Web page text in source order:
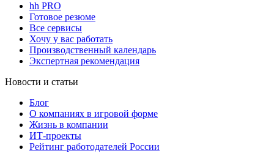
hh PRO
Готовое резюме
Все сервисы
Хочу у вас работать
Производственный календарь
Экспертная рекомендация
Новости и статьи
Блог
О компаниях в игровой форме
Жизнь в компании
ИТ-проекты
Рейтинг работодателей России